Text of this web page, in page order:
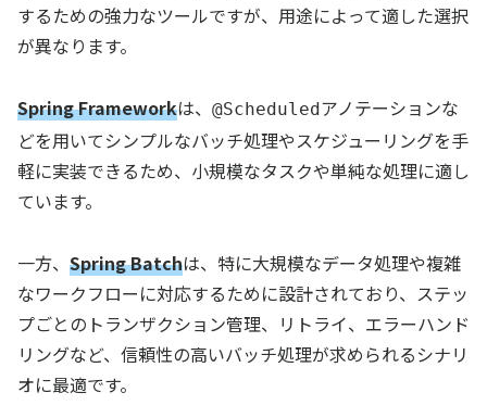
するための強力なツールですが、用途によって適した選択
が異なります。
Spring Frameworkは、 @Scheduledアノテーションな
どを用いてシンプルなバッチ処理やスケジューリングを手
軽に実装できるため、小規模なタスクや単純な処理に適し
ています。
一方、 Spring Batchは、特に大規模なデータ処理や複雑
なワークフローに対応するために設計されており、ステッ
プごとのトランザクション管理、リトライ、エラーハンド
リングなど、信頼性の高いバッチ処理が求められるシナリ
オに最適です。